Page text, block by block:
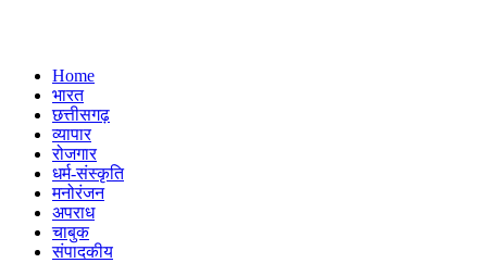
Home
भारत
छत्तीसगढ़
व्यापार
रोजगार
धर्म-संस्कृति
मनोरंजन
अपराध
चाबुक
संपादकीय